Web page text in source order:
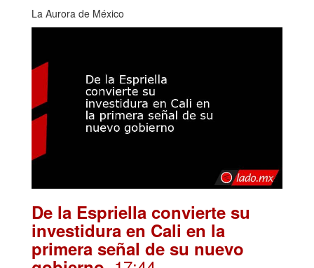
La Aurora de México
De la Espriella convierte su
investidura en Cali en la
primera señal de su nuevo